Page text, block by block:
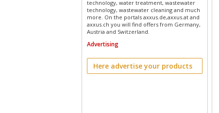
technology, water treatment, wastewater
technology, wastewater cleaning and much
more. On the portals axxus.de,axxus.at and
axxus.ch you will find offers from Germany,
Austria and Switzerland.
Advertising
Here advertise your products